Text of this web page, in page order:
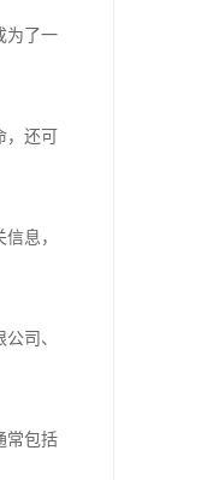
为了一
还可
息，
司、
常包括